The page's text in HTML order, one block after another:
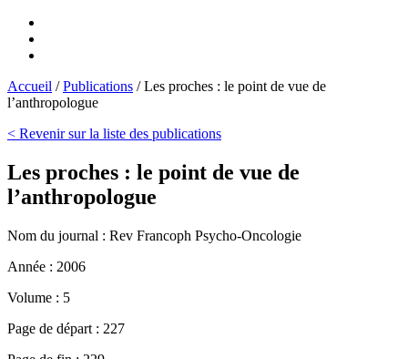
Accueil /Publications /Les proches : le point de vue de
l’anthropologue
< Revenir sur la liste des publications
Les proches : le point de vue de
l’anthropologue
Nom du journal : Rev Francoph Psycho-Oncologie
Année : 2006
Volume : 5
Page de départ : 227